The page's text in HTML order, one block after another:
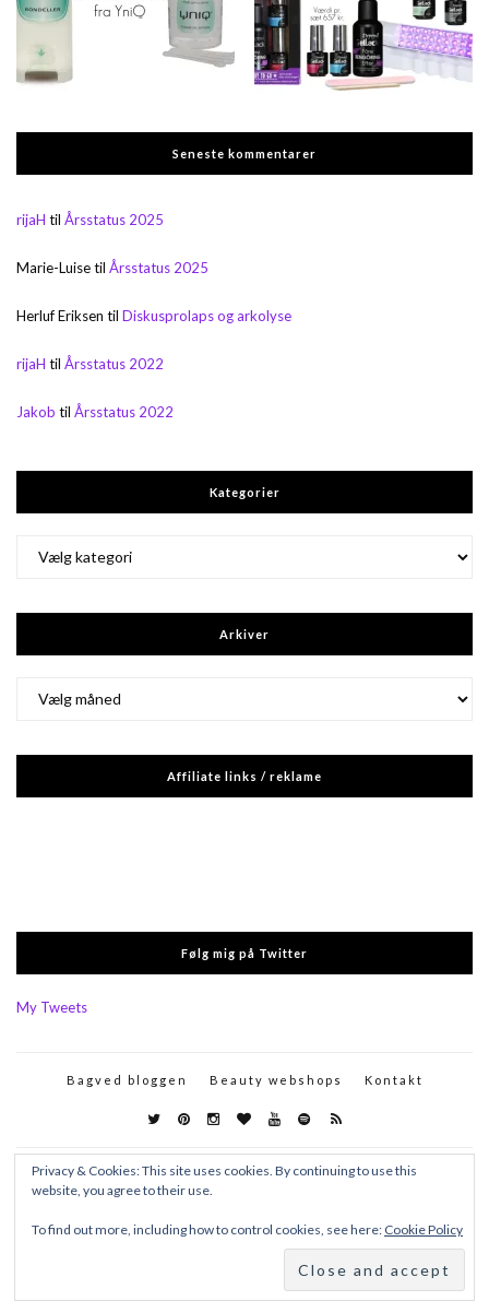
Seneste kommentarer
rijaH til Årsstatus 2025
Marie-Luisetil Årsstatus 2025
Herluf Eriksen til Diskusprolaps og arkolyse
rijaH til Årsstatus 2022
Jakob til Årsstatus 2022
Kategorier
Arkiver
Affiliate links / reklame
Følg mig på Twitter
My Tweets
Bagved bloggen Beauty webshops Kontakt
Privacy & Cookies: This site uses cookies. By continuing to use this
website, you agree to their use.
To find out more, including how to control cookies, see here: Cookie Policy